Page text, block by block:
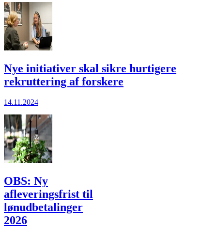
Nye initiativer skal sikre hurtigere
rekruttering af forskere
14.11.2024
OBS: Ny
afleveringsfrist til
lønudbetalinger
2026